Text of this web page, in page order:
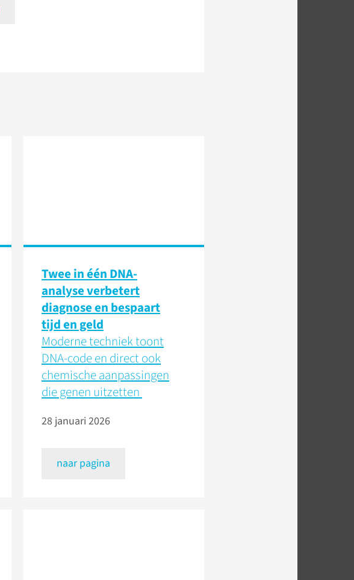
Twee in één DNA-
analyse verbetert
diagnose en bespaart
tijd en geld
Moderne techniek toont
DNA-code en direct ook
chemische aanpassingen
die genen uitzetten
28 januari 2026
naar pagina